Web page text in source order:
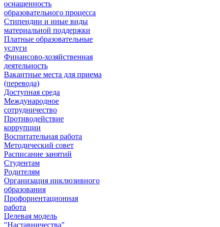
оснащенность
образовательного процесса
Стипендии и иные виды
материальной поддержки
Платные образовательные
услуги
Финансово-хозяйственная
деятельность
Вакантные места для приема
(перевода)
Доступная среда
Международное
сотрудничество
Противодействие
коррупции
Воспитательная работа
Методический совет
Расписание занятий
Студентам
Родителям
Организация инклюзивного
образования
Профориентационная
работа
Целевая модель
"Наставничества"